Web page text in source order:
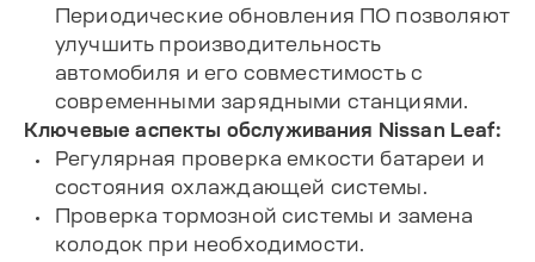
Периодические обновления ПО позволяют
улучшить производительность
автомобиля и его совместимость с
современными зарядными станциями.
Ключевые аспекты обслуживания Nissan Leaf:
Регулярная проверка емкости батареи и
состояния охлаждающей системы.
Проверка тормозной системы и замена
колодок при необходимости.